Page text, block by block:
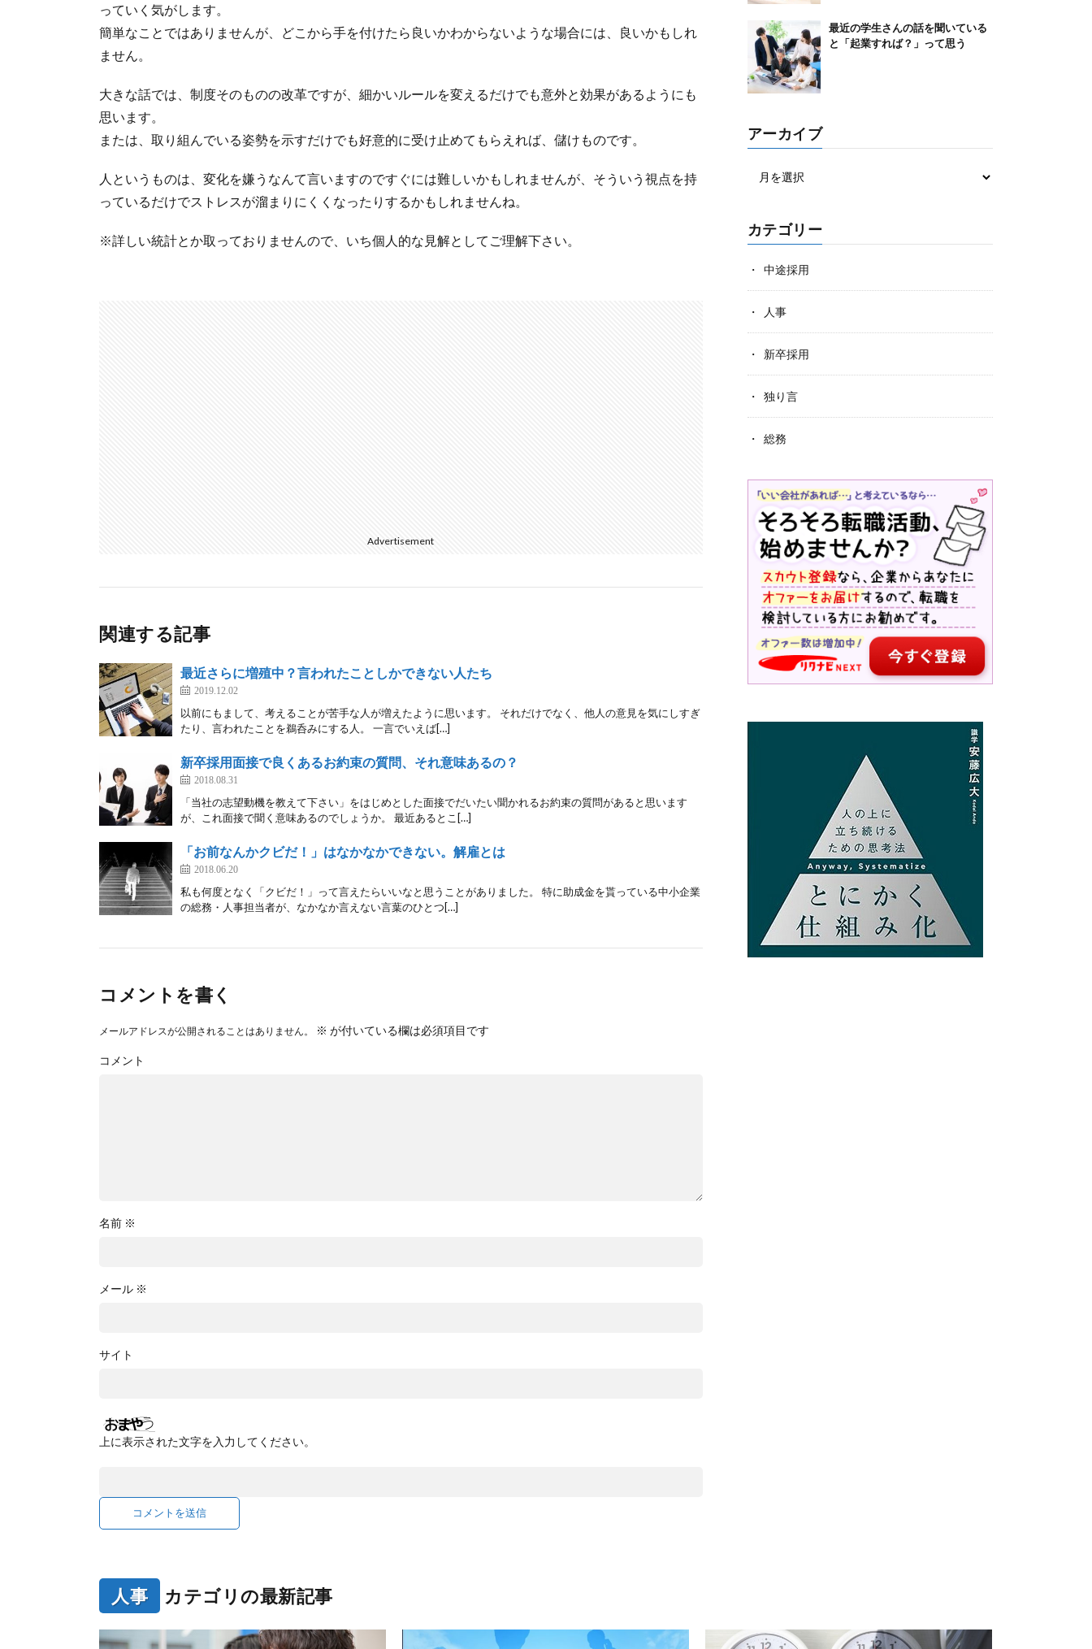
っていく気がします。
簡単なことではありませんが、どこから手を付けたら良いかわからないような場合には、良いかもしれ
ません。
大きな話では、制度そのものの改革ですが、細かいルールを変えるだけでも意外と効果があるようにも
思います。
または、取り組んでいる姿勢を示すだけでも好意的に受け止めてもらえれば、儲けものです。
人というものは、変化を嫌うなんて言いますのですぐには難しいかもしれませんが、そういう視点を持
っているだけでストレスが溜まりにくくなったりするかもしれませんね。
※詳しい統計とか取っておりませんので、いち個人的な見解としてご理解下さい。
Advertisement
関連する記事
最近さらに増殖中？言われたことしかできない人たち
2019.12.02
以前にもまして、考えることが苦手な人が増えたように思います。 それだけでなく、他人の意見を気にしすぎ
たり、言われたことを鵜呑みにする人。 一言でいえば[…]
新卒採用面接で良くあるお約束の質問、それ意味あるの？
2018.08.31
「当社の志望動機を教えて下さい」をはじめとした面接でだいたい聞かれるお約束の質問があると思います
が、これ面接で聞く意味あるのでしょうか。 最近あるとこ[…]
「お前なんかクビだ！」はなかなかできない。解雇とは
2018.06.20
私も何度となく「クビだ！」って言えたらいいなと思うことがありました。 特に助成金を貰っている中小企業
の総務・人事担当者が、なかなか言えない言葉のひとつ[…]
コメントを書く
メールアドレスが公開されることはありません。 ※ が付いている欄は必須項目です
コメント
名前 ※
メール ※
サイト
上に表示された文字を入力してください。
最近の学生さんの話を聞いている
と「起業すれば？」って思う
アーカイブ
カテゴリー
中途採用
人事
新卒採用
独り言
総務
人事 カテゴリの最新記事